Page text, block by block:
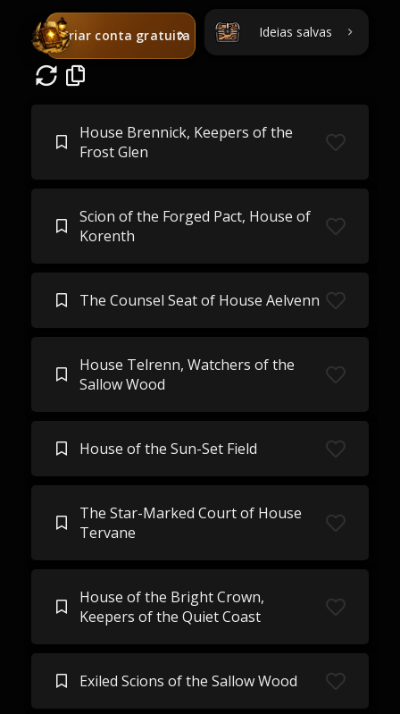
Criar conta gratuita Ideias salvas
House Brennick, Keepers of the
Frost Glen
Scion of the Forged Pact, House of
Korenth
The Counsel Seat of House Aelvenn
House Telrenn, Watchers of the
Sallow Wood
House of the Sun-Set Field
The Star-Marked Court of House
Tervane
House of the Bright Crown,
Keepers of the Quiet Coast
Exiled Scions of the Sallow Wood